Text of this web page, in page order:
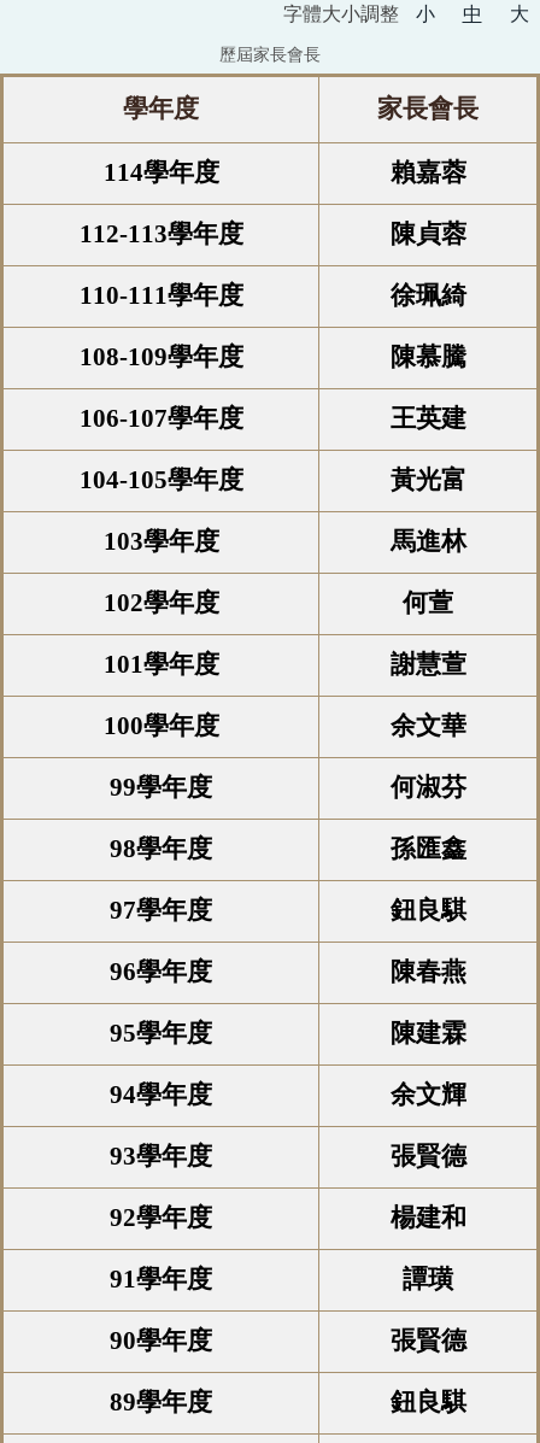
字體大小調整 小 中 大
歷屆家長會長
學年度 家長會長
114學年度 賴嘉蓉
112-113學年度 陳貞蓉
110-111學年度 徐珮綺
108-109學年度 陳慕騰
106-107學年度 王英建
104-105學年度 黃光富
103學年度 馬進林
102學年度 何萱
101學年度 謝慧萱
100學年度 余文華
99學年度 何淑芬
98學年度 孫匯鑫
97學年度 鈕良騏
96學年度 陳春燕
95學年度 陳建霖
94學年度 余文輝
93學年度 張賢德
92學年度 楊建和
91學年度 譚璜
90學年度 張賢德
89學年度 鈕良騏